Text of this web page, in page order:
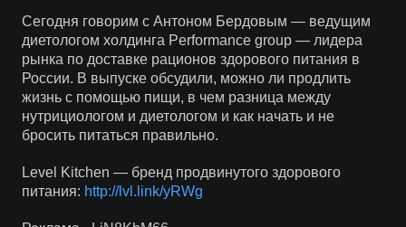
Сегодня говорим с Антоном Бердовым — ведущим
диетологом холдинга Performance group — лидера
рынка по доставке рационов здорового питания в
России. В выпуске обсудили, можно ли продлить
жизнь с помощью пищи, в чем разница между
нутрициологом и диетологом и как начать и не
бросить питаться правильно.
Level Kitchen — бренд продвинутого здорового
питания: http://lvl.link/yRWg